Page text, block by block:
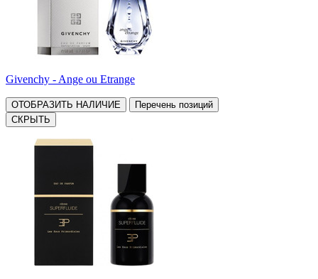
Givenchy - Ange ou Etrange
ОТОБРАЗИТЬ НАЛИЧИЕ
Перечень позиций
СКРЫТЬ